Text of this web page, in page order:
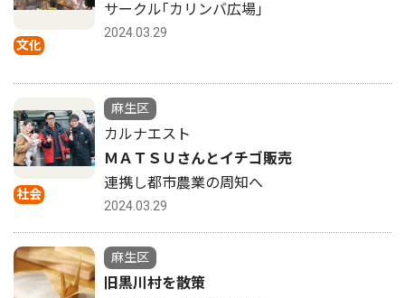
文化
サークル｢カリンバ広場｣
2024.03.29
社会
麻生区
カルナエスト
ＭＡＴＳＵさんとイチゴ販売
連携し都市農業の周知へ
2024.03.29
麻生区
旧黒川村を散策